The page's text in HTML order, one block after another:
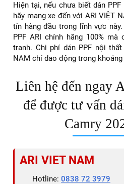
Hiện tại, nếu chưa biết dán
hãy mang xe đến với ARI VIỆT
tín hàng đầu trong lĩnh vực
PPF ARI chính hãng 100%
tranh. Chi phí dán PPF nội
NAM chỉ dao động trong
Liên hệ đến ngay
để được tư vấn
Camry
ARI VIET NAM
Hotline: 0838 72 3979